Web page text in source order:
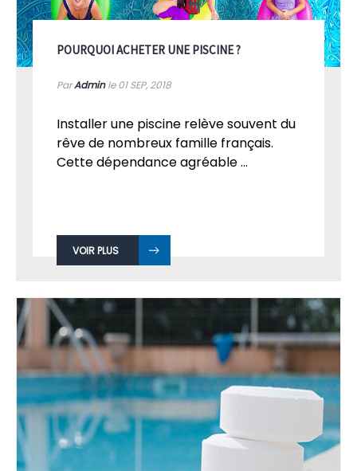
POURQUOI ACHETER UNE PISCINE ?
ParAdminle 01SEP, 2018
Installer une piscine relève souvent du
rêve de nombreux famille français.
Cette dépendance agréable ...
VOIR PLUS